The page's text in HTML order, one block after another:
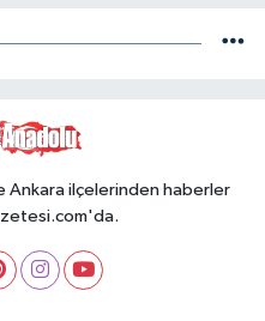
Ankara ilçelerinden haberler